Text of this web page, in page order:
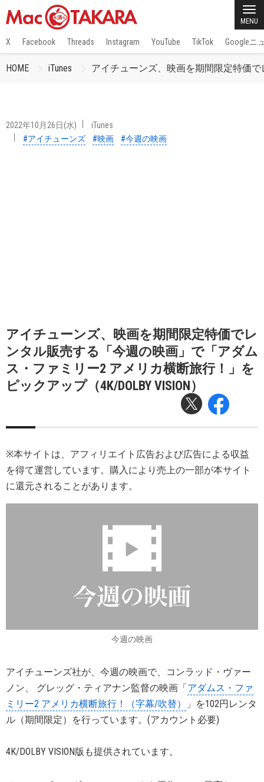
MENU
X Facebook Threads Instagram YouTube TikTok Googleニ
HOME iTunes アイチューンズ、映画を期間限定特価
2022年10月26日(水)
iTunes
#アイチューンズ
#映画 #今週の映画
アイチューンズ、映画を期間限定特価でレ
ンタル販売する「今週の映画」で「アダム
ス・ファミリー2 アメリカ横断旅行！」を
ピックアップ（4K/DOLBY VISION）
※本サイトは、アフィリエイト広告および広告による収益
を得て運営しています。購入により売上の一部が本サイト
に還元されることがあります。
今週の映画
アイチューンズ社が、今週の映画で、コンラッド・ヴァー
ノン、 グレッグ・ティアナン監督の映画「アダムス・ファ
ミリー2 アメリカ横断旅行！（字幕/吹替）
」を102円レンタ
ル（期間限定）を行っています。(アカウント必要)
4K/DOLBY VISION版も提供されています。